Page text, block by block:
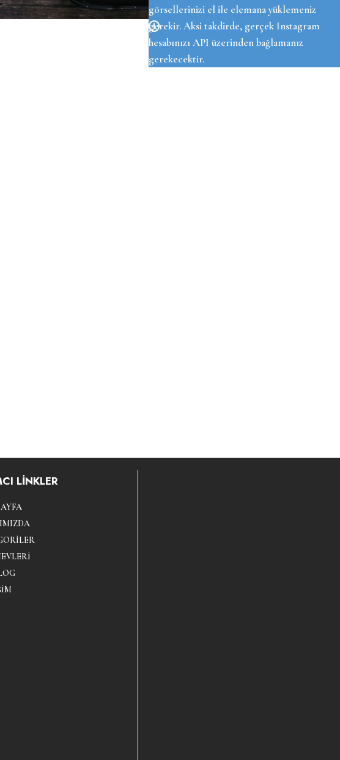
görsellerinizi el ile elemana yüklemeniz
gerekir. Aksi takdirde, gerçek Instagram
hesabınızı API üzerinden bağlamanız
gerekecektir.
LİNKLER